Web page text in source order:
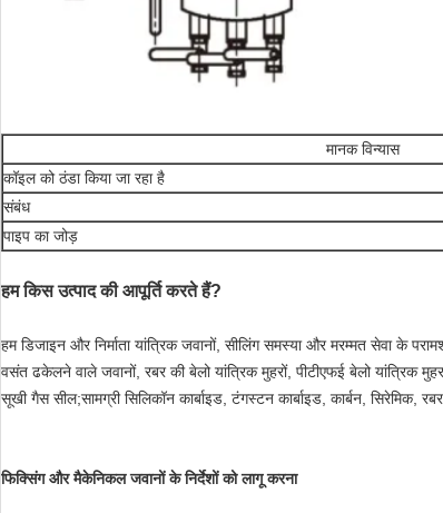
मानक विन्यास
कॉइल को ठंडा किया जा रहा है
संबंध
पाइप का जोड़
हम किस उत्पाद की आपूर्ति करते हैं?
हम डिजाइन और निर्माता यांत्रिक जवानों, सीलिंग समस्या और मरम्मत सेवा के
वसंत ढकेलने वाले जवानों, रबर की बेलो यांत्रिक मुहरों, पीटीएफई बेलो यांत्रिक
सूखी गैस सील;सामग्री सिलिकॉन कार्बाइड, टंगस्टन कार्बाइड, कार्बन,
फिक्सिंग और मैकेनिकल जवानों के निर्देशों को लागू करना